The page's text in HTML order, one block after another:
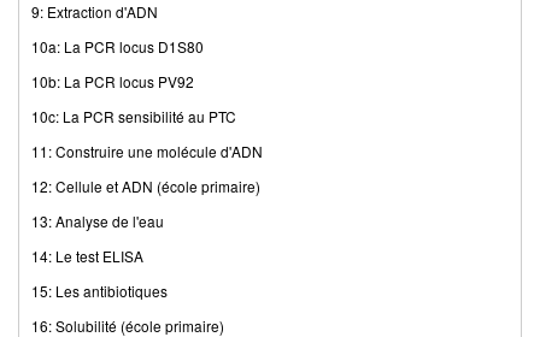
9: Extraction d'ADN
10a: La PCR locus D1S80
10b: La PCR locus PV92
10c: La PCR sensibilité au PTC
11: Construire une molécule d'ADN
12: Cellule et ADN (école primaire)
13: Analyse de l'eau
14: Le test ELISA
15: Les antibiotiques
16: Solubilité (école primaire)